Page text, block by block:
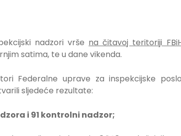
nadzori vrše na čitavoj teritoriji
satima, te u dane vikenda.
Federalne uprave za inspekcijske
sljedeće rezultate:
i 91 kontrolni nadzor;